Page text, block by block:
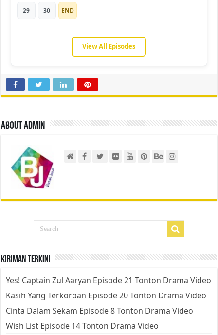
29 30 END
View All Episodes
About admin
Kiriman Terkini
Yes! Captain Zul Aaryan Episode 21 Tonton Drama Video
Kasih Yang Terkorban Episode 20 Tonton Drama Video
Cinta Dalam Sekam Episode 8 Tonton Drama Video
Wish List Episode 14 Tonton Drama Video